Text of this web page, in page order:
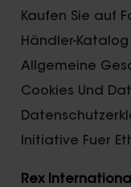
Kaufen Sie auf
Händler-Katalog
Allgemeine
Cookies Und
Initiative Fuer
Rex